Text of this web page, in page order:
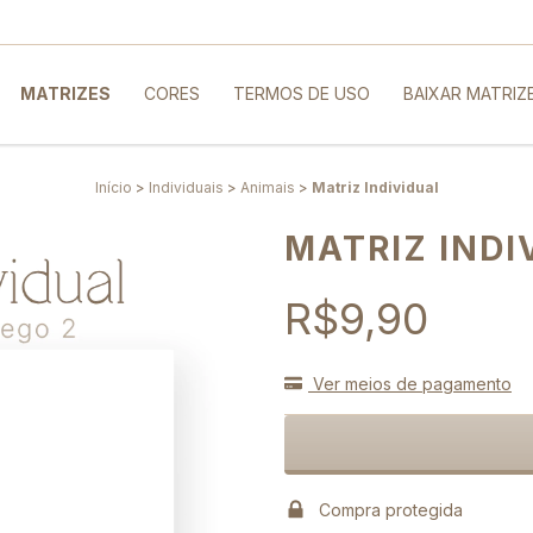
MATRIZES CORES TERMOS DE USO BAIXAR
Início > Individuais > Animais > Matriz Individual
MATRIZ
R$9,90
Ver meios de pagamento
Compra protegida